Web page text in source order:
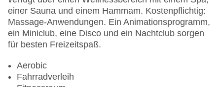
einer Sauna und einem Hammam. Kostenpflichtig:
Massage-Anwendungen. Ein Animationsprogramm,
ein Miniclub, eine Disco und ein Nachtclub sorgen
für besten Freizeitspaß.
Aerobic
Fahrradverleih